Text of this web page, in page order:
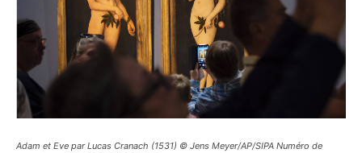
Adam et Eve par Lucas Cranach (1531) © Jens Meyer/AP/SIPA Numéro de